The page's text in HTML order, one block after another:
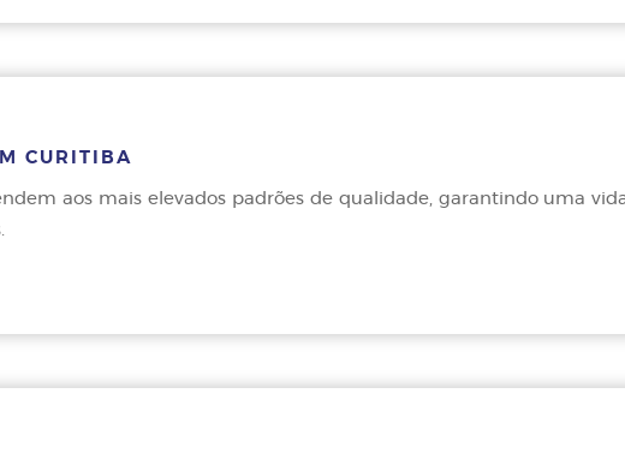
CURITIBA
aos mais elevados padrões de qualidade, garantindo uma